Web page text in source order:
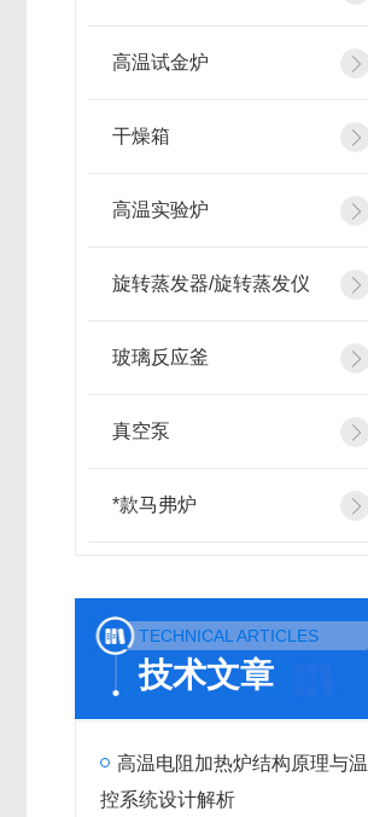
高温试金炉
干燥箱
高温实验炉
旋转蒸发器/旋转蒸发仪
玻璃反应釜
真空泵
*款马弗炉
TECHNICAL ARTICLES
技术文章
高温电阻加热炉结构原理与温
控系统设计解析